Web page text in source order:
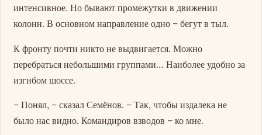
интенсивное. Но бывают промежутки в движении
колонн. В основном направление одно – бегут в тыл.
К фронту почти никто не выдвигается. Можно
перебраться небольшими группами… Наиболее удобно за
изгибом шоссе.
– Понял, – сказал Семёнов. – Так, чтобы издалека не
было нас видно. Командиров взводов – ко мне.